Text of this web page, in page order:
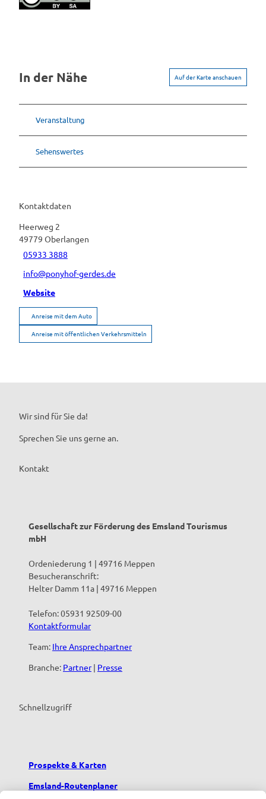
In der Nähe Auf der Karte anschauen
Veranstaltung
Sehenswertes
Kontaktdaten
Heerweg 2
49779 Oberlangen
05933 3888
info@ponyhof-gerdes.de
Website
Anreise mit dem Auto
Anreise mit öffentlichen Verkehrsmitteln
Wir sind für Sie da!
Sprechen Sie uns gerne an.
Kontakt
Gesellschaft zur Förderung des Emsland Tourismus
mbH
Ordeniederung 1 | 49716 Meppen
Besucheranschrift:
Helter Damm 11a | 49716 Meppen
Telefon: 05931 92509-00
Kontaktformular
Team: Ihre Ansprechpartner
Branche: Partner| Presse
Schnellzugriff
Prospekte & Karten
Emsland-Routenplaner